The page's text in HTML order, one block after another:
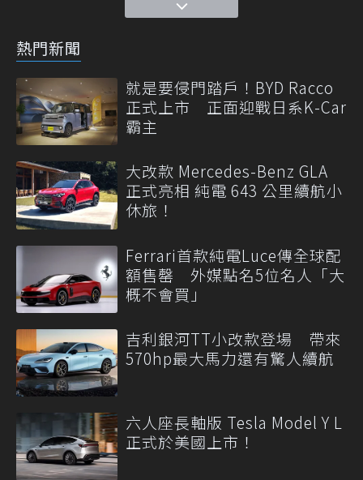
熱門新聞
就是要侵門踏戶！BYD Racco
正式上市 正面迎戰日系K-Car
霸主
大改款 Mercedes-Benz GLA
正式亮相 純電 643 公里續航小
休旅！
Ferrari首款純電Luce傳全球配
額售罄 外媒點名5位名人「大
概不會買」
吉利銀河TT小改款登場 帶來
570hp最大馬力還有驚人續航
六人座長軸版 Tesla Model Y L
正式於美國上市！